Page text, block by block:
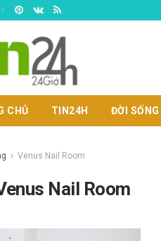
CHỦ TIN24H ĐỜI SỐNG
Venus Nail Room
Nail Room